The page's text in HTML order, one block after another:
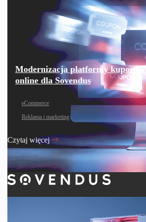
Modernizacja platformy kuponów
online dla Sovendus
eCommerce
Reklama i marketing
Czytaj więcej